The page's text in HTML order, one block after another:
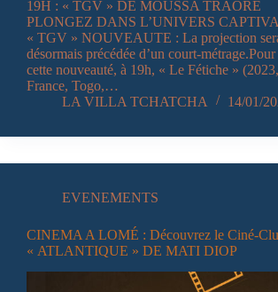
19H : « TGV » DE MOUSSA TRAORE
PLONGEZ DANS L’UNIVERS
« TGV » NOUVEAUTE : La projection
désormais précédée d’un court-
cette nouveauté, à 19h, « Le Fétiche » (2023,
France, Togo,…
LA VILLA TCHATCHA
14/01/
EVENEMENTS
CINEMA A LOMÉ : Découvrez le Ciné-
« ATLANTIQUE » DE MATI DIOP